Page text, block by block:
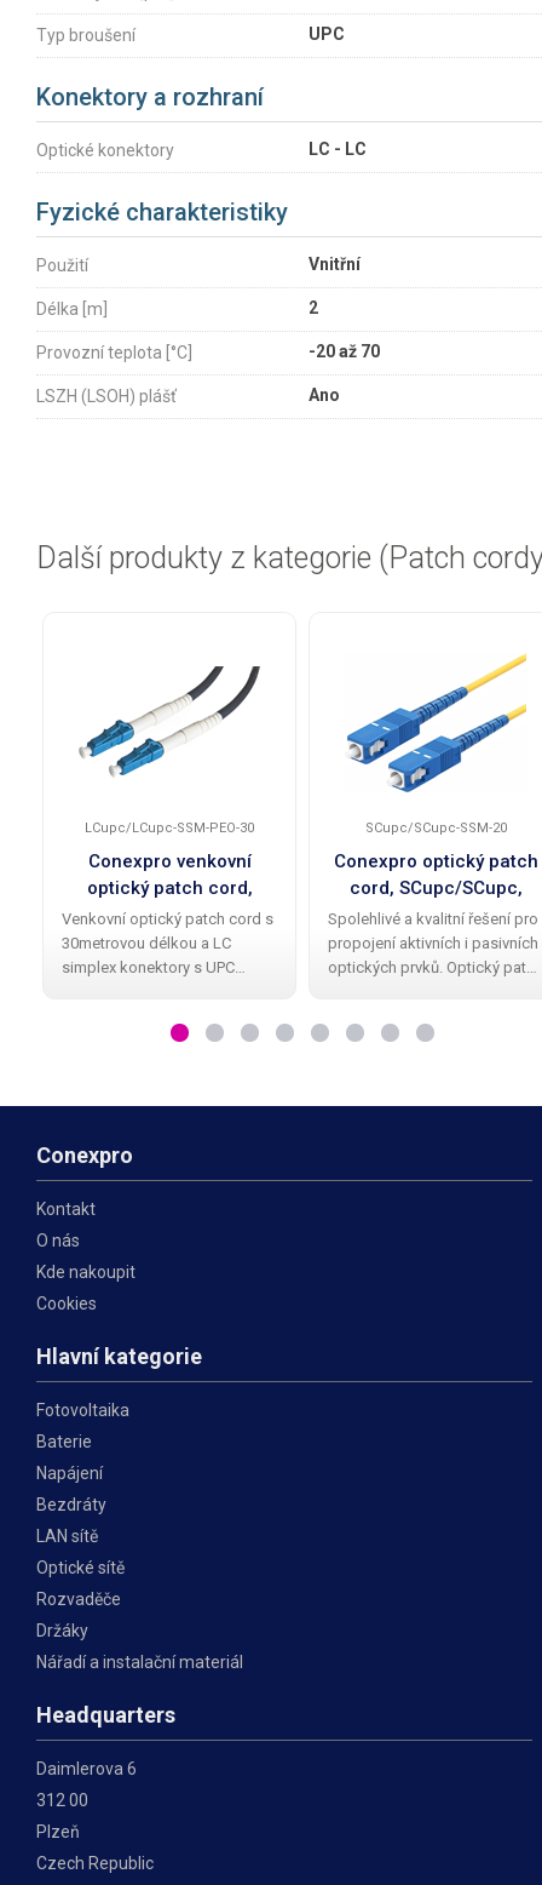
Typ broušení UPC
Konektory a rozhraní
Optické konektory LC - LC
Fyzické charakteristiky
Použití Vnitřní
Délka [m] 2
Provozní teplota [°C] -20 až 70
LSZH (LSOH) plášť Ano
Další produkty z kategorie (Patch
LCupc/LCupc-SSM-PEO-30
Conexpro venkovní
optický patch cord,
LCupc/LCupc, Simplex,
Singlemode, 30m
Venkovní optický patch cord s
30metrovou délkou a LC
simplex konektory s UPC
propojení venkovních
SCupc/SCupc-SSM-20
Conexpro optický patch
cord, SCupc/SCupc,
Simplex, Singlemode
9/125, 20m
Spolehlivé a kvalitní řešení pro
propojení aktivních i pasivních
optických prvků. Optický patch
stranách s UPC broušením,
Conexpro
Kontakt
O nás
Kde nakoupit
Cookies
Hlavní kategorie
Fotovoltaika
Baterie
Napájení
Bezdráty
LAN sítě
Optické sítě
Rozvaděče
Držáky
Nářadí a instalační materiál
Headquarters
Daimlerova 6
312 00
Plzeň
Czech Republic